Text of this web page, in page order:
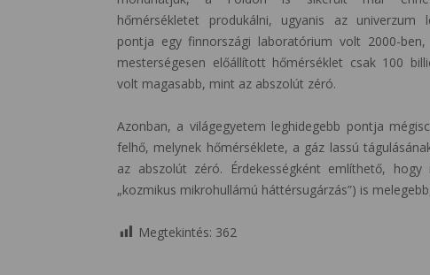
hőmérsékletet produkálni, ugyanis az univerzum
pontja egy finnországi laboratórium volt 2000-
mesterségesen előállított hőmérséklet csak 100
volt magasabb, mint az abszolút zéró.
Azonban, a világegyetem leghidegebb pontja
felhő, melynek hőmérséklete, a gáz lassú
az abszolút zéró. Érdekességként említhető,
„kozmikus mikrohullámú háttérsugárzás”) is
Megtekintés: 362